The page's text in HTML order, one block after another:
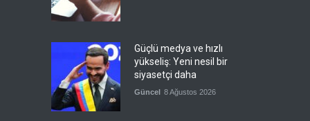
Güçlü medya ve hızlı
yükseliş: Yeni nesil bir
siyasetçi daha
Güncel 8 Ağustos 2026